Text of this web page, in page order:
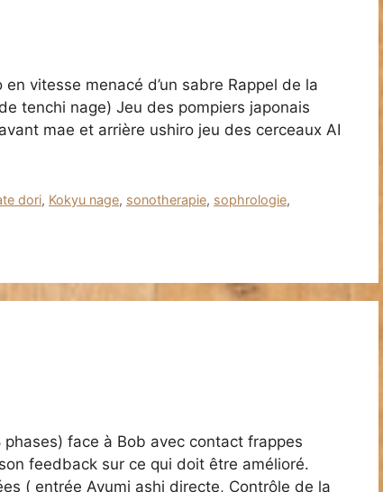
vitesse menacé d’un sabre Rappel de la
tenchi nage) Jeu des pompiers japonais
mae et arrière ushiro jeu des cerceaux AI
dori, Kokyu nage, sonotherapie, sophrologie,
face à Bob avec contact frappes
feedback sur ce qui doit être amélioré.
( entrée Ayumi ashi directe, Contrôle de la